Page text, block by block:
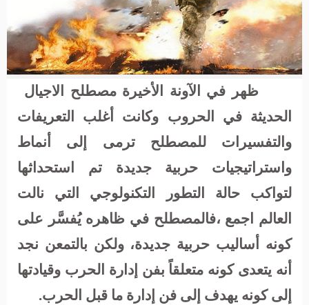
ظهر في الآونة الأخيرة مصطلح الاجيال
الحديثة في الحروب وكانت أغلب التعريفات
والتفسيرات للمصطلح ترمى إلى أنماط
واستراتيجيات حربية جديدة تم استحداثها
لتواكب حالة التطور التكنولوجي التي نالت
العالم اجمع ،فالمصطلح في ظاهره يُفسَّر على
كونه أساليب حربية جديدة، ولكن بالتمعن نجد
أنه يتعدى كونه متعلقاً بفن إدارة الحرب وقيادتها
إلى كونه يهدف إلى فن إدارة ما قبل الحرب.